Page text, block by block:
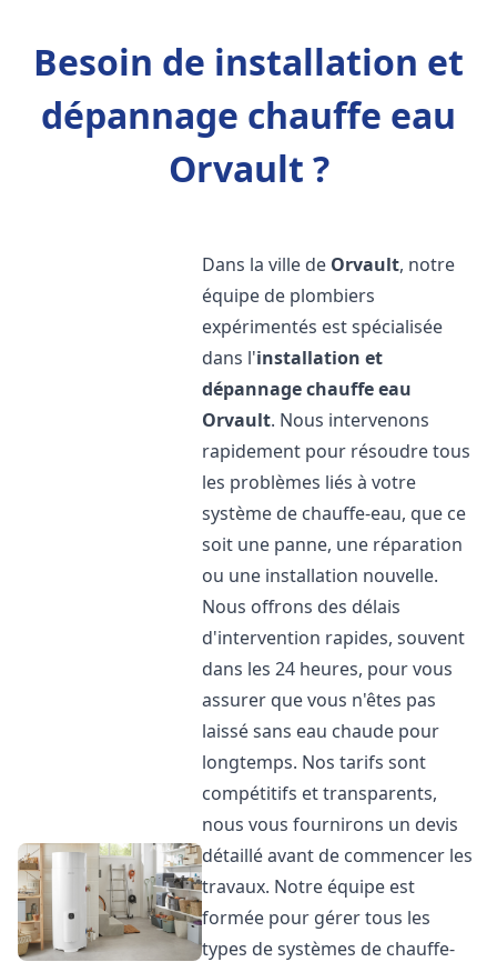
Besoin de installation et
dépannage chauffe eau
Orvault ?
Dans la ville de Orvault, notre
équipe de plombiers
expérimentés est spécialisée
dans l'installation et
dépannage chauffe eau
Orvault. Nous intervenons
rapidement pour résoudre tous
les problèmes liés à votre
système de chauffe-eau, que ce
soit une panne, une réparation
ou une installation nouvelle.
Nous offrons des délais
d'intervention rapides, souvent
dans les 24 heures, pour vous
assurer que vous n'êtes pas
laissé sans eau chaude pour
longtemps. Nos tarifs sont
compétitifs et transparents,
nous vous fournirons un devis
détaillé avant de commencer les
travaux. Notre équipe est
formée pour gérer tous les
types de systèmes de chauffe-